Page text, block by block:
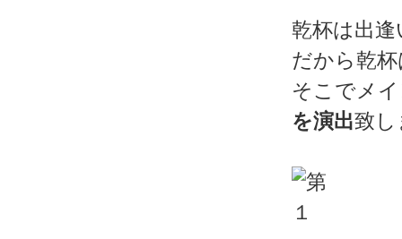
乾杯は出
だから乾
そこでメ
を演出致し